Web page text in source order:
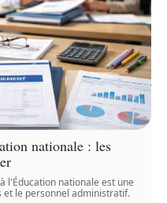
nationale : les
l'Éducation nationale est une
et le personnel administratif.